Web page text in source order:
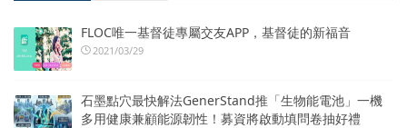
FLOC唯一基督徒專屬交友APP，基督徒的新福音
2021/03/29
石墨點穴最快解法GenerStand推「生物能電池」一機
多用健康兼顧能源韌性！募資將啟動填問卷抽好禮